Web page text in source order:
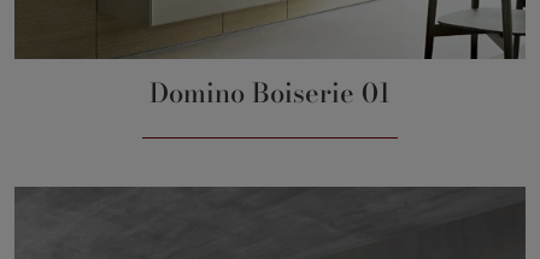
Domino Boiserie 01